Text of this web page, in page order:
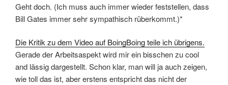
Geht doch. (Ich muss auch immer wieder feststellen, dass
Bill Gates immer sehr sympathisch rüberkommt.)*
Die Kritik zu dem Video auf BoingBoing teile ich übrigens.
Gerade der Arbeitsaspekt wird mir ein bisschen zu cool
and lässig dargestellt. Schon klar, man will ja auch zeigen,
wie toll das ist, aber erstens entspricht das nicht der